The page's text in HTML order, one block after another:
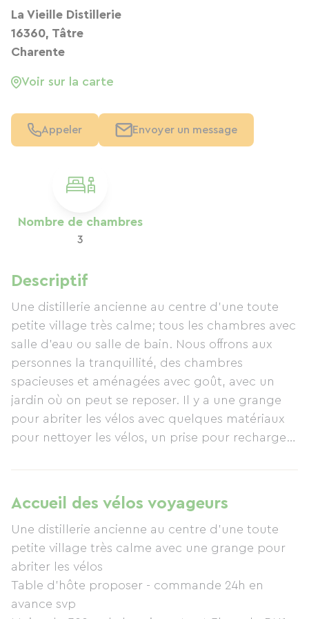
Nombre de chambres
3
Descriptif
Une distillerie ancienne au centre d'une toute
petite village très calme; tous les chambres avec
salle d'eau ou salle de bain. Nous offrons aux
personnes la tranquillité, des chambres
spacieuses et aménagées avec goût, avec un
jardin où on peut se reposer. Il y a une grange
pour abriter les vélos avec quelques matériaux
pour nettoyer les vélos, un prise pour recharger
avance svp
Moins du 300m de la voie verte et 3kms du RN10,
supermarche a 2km, village avec piscine et
tennis 3km
Accueil des vélos voyageurs
Une distillerie ancienne au centre d'une toute
petite village très calme avec une grange pour
abriter les vélos
Table d'hôte proposer - commande 24h en
avance svp
La Vieille Distillerie
16360, Tâtre
Charente
Voir sur la carte
Appeler Envoyer un message